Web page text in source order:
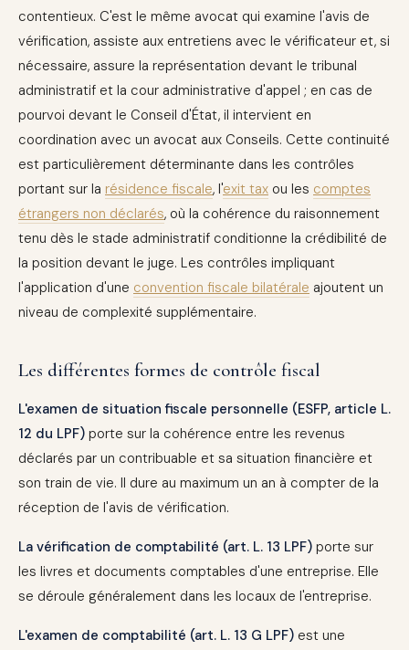
contentieux. C'est le même avocat qui examine l'avis de
vérification, assiste aux entretiens avec le vérificateur et, si
nécessaire, assure la représentation devant le tribunal
administratif et la cour administrative d'appel ; en cas de
pourvoi devant le Conseil d'État, il intervient en
coordination avec un avocat aux Conseils. Cette continuité
est particulièrement déterminante dans les contrôles
portant sur la résidence fiscale, l'exit tax ou les comptes
étrangers non déclarés, où la cohérence du raisonnement
tenu dès le stade administratif conditionne la crédibilité de
la position devant le juge. Les contrôles impliquant
l'application d'une convention fiscale bilatérale ajoutent un
niveau de complexité supplémentaire.
Les différentes formes de contrôle fiscal
L'examen de situation fiscale personnelle (ESFP, article L.
12 du LPF) porte sur la cohérence entre les revenus
déclarés par un contribuable et sa situation financière et
son train de vie. Il dure au maximum un an à compter de la
réception de l'avis de vérification.
La vérification de comptabilité (art. L. 13 LPF) porte sur
les livres et documents comptables d'une entreprise. Elle
se déroule généralement dans les locaux de l'entreprise.
L'examen de comptabilité (art. L. 13 G LPF) est une